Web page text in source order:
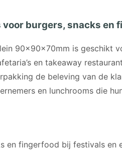
burgers, snacks en
90x90x70mm is geschikt
en takeaway
de beleving van de
en lunchrooms die
en fingerfood bij festivals en